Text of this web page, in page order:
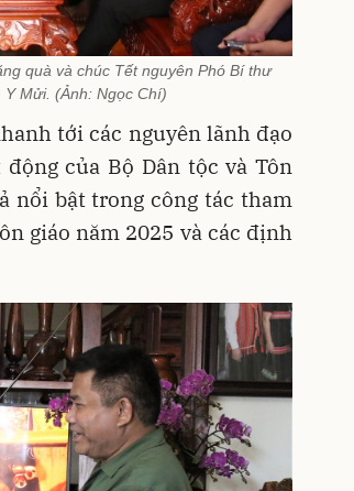
quà và chúc Tết nguyên Phó Bí thư
Mửi. (Ảnh: Ngọc Chí)
tới các nguyên lãnh đạo
của Bộ Dân tộc và Tôn
nổi bật trong công tác tham
giáo năm 2025 và các định